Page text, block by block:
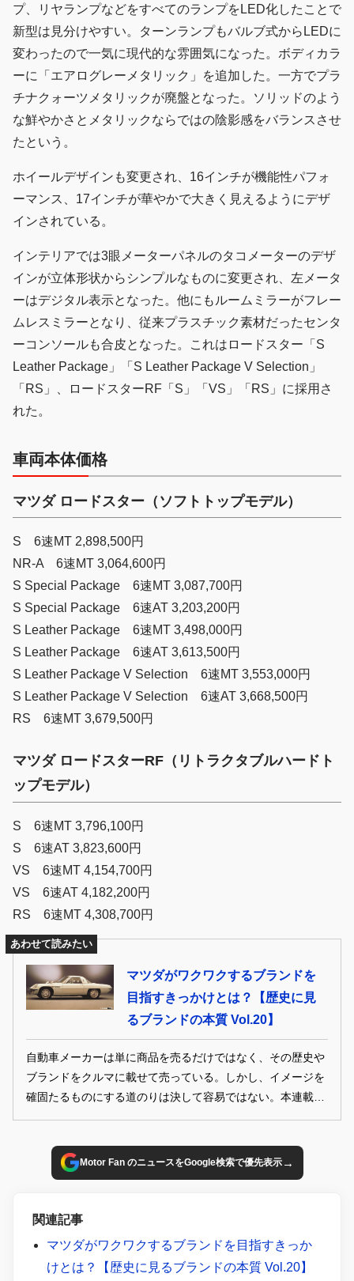
プ、リヤランプなどをすべてのランプをLED化したことで
新型は見分けやすい。ターンランプもバルブ式からLEDに
変わったので一気に現代的な雰囲気になった。ボディカラ
ーに「エアログレーメタリック」を追加した。一方でプラ
チナクォーツメタリックが廃盤となった。ソリッドのよう
な鮮やかさとメタリックならではの陰影感をバランスさせ
たという。
ホイールデザインも変更され、16インチが機能性パフォ
ーマンス、17インチが華やかで大きく見えるようにデザ
インされている。
インテリアでは3眼メーターパネルのタコメーターのデザ
インが立体形状からシンプルなものに変更され、左メータ
ーはデジタル表示となった。他にもルームミラーがフレー
ムレスミラーとなり、従来プラスチック素材だったセンタ
ーコンソールも合皮となった。これはロードスター「S
Leather Package」「S Leather Package V Selection」
「RS」、ロードスターRF「S」「VS」「RS」に採用さ
れた。
車両本体価格
マツダ ロードスター（ソフトトップモデル）
S 6速MT 2,898,500円
NR-A 6速MT 3,064,600円
S Special Package 6速MT 3,087,700円
S Special Package 6速AT 3,203,200円
S Leather Package 6速MT 3,498,000円
S Leather Package 6速AT 3,613,500円
S Leather Package V Selection 6速MT 3,553,000円
S Leather Package V Selection 6速AT 3,668,500円
RS 6速MT 3,679,500円
マツダ ロードスターRF（リトラクタブルハードト
ップモデル）
S 6速MT 3,796,100円
S 6速AT 3,823,600円
VS 6速MT 4,154,700円
VS 6速AT 4,182,200円
RS 6速MT 4,308,700円
あわせて読みたい
マツダがワクワクするブランドを
目指すきっかけとは？【歴史に見
るブランドの本質 Vol.20】
自動車メーカーは単に商品を売るだけではなく、その歴史や
ブランドをクルマに載せて売っている。しかし、イメージを
確固たるものにする道のりは決して容易ではない。本連載で
Motor Fan のニュースをGoogle検索で優先表示→
関連記事
マツダがワクワクするブランドを目指すきっか
けとは？【歴史に見るブランドの本質 Vol.20】